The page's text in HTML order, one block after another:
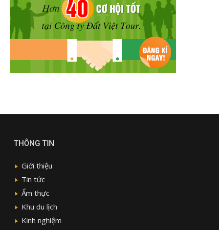
THÔNG TIN
Giới thiệu
Tin tức
Ẩm thực
Khu du lịch
Kinh nghiệm